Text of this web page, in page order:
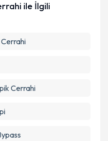
ile İlgili
Cerrahi